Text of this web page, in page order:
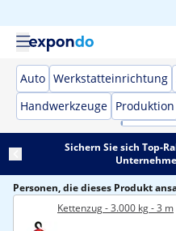
Auto Werkstatteinrichtung
Handwerkzeuge Produktion
Sichern Sie sich Top-
Personen, die dieses Produkt
Kettenzug - 3.000 kg - 3 m